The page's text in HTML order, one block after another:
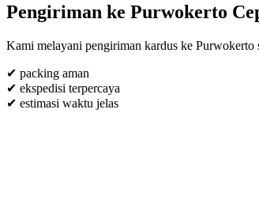
Pengiriman ke Purwokerto
Kami melayani pengiriman kardus ke Purwokerto
✔ packing aman
✔ ekspedisi terpercaya
✔ estimasi waktu jelas